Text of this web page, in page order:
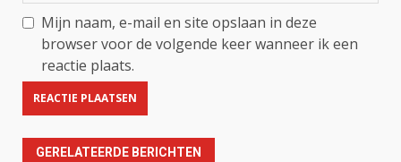
Mijn naam, e-mail en site opslaan in deze
browser voor de volgende keer wanneer ik een
reactie plaats.
GERELATEERDE BERICHTEN